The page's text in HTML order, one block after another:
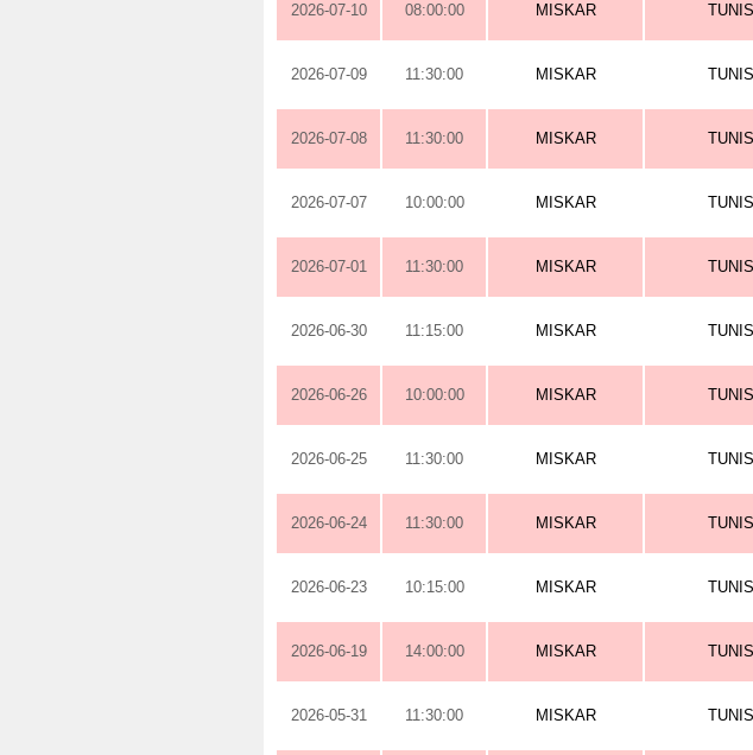
2026-07-10 08:00:00 MISKAR
2026-07-09 11:30:00 MISKAR
2026-07-08 11:30:00 MISKAR
2026-07-07 10:00:00 MISKAR
2026-07-01 11:30:00 MISKAR
2026-06-30 11:15:00 MISKAR
2026-06-26 10:00:00 MISKAR
2026-06-25 11:30:00 MISKAR
2026-06-24 11:30:00 MISKAR
2026-06-23 10:15:00 MISKAR
2026-06-19 14:00:00 MISKAR
2026-05-31 11:30:00 MISKAR